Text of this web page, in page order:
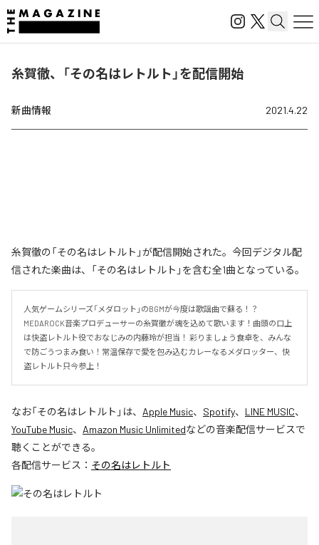
糸賀徹、「その名はレトルト」を配信開始
新曲情報 2021.4.22
糸賀徹の「その名はレトルト」が配信開始された。今回デジタル配
信された楽曲は、「その名はレトルト」を含む全1曲となっている。
人気ゲームシリーズ「メダロット」のBGMが今度は歌謡曲で蘇る！？
MEDAROCK音楽プロデューサーの糸賀徹が魂を込めて歌います！曲頭の口上
は快盗レトルト役でおなじみの内藤玲が担当！ 彩りましょう食卓を、みんな
で防ごうつまみ食い！常温保存で愛を包み込むカレーなるメダロッター、快
盗レトルト只今参上！
なお「その名はレトルト 」は、 Apple Music、 Spotify、 LINE MUSIC、
YouTube Music、 Amazon Music Unlimitedなどの音楽配信サービスで
聴くことができる。
各配信サービス： その名はレトルト